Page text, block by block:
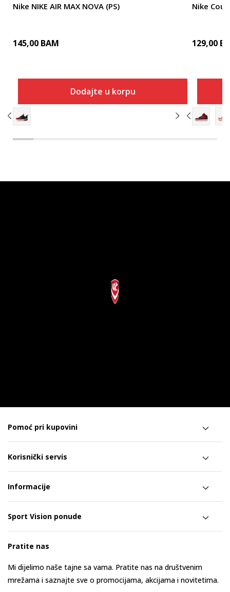
Nike NIKE AIR MAX NOVA (PS)
145,00 BAM
Dodajte u korpu
Nike
129,00
Pomoć pri kupovini
Korisnički servis
Informacije
Sport Vision ponude
Pratite nas
Mi dijelimo naše tajne sa vama. Pratite nas na društvenim
mrežama i saznajte sve o promocijama, akcijama i novitetima.